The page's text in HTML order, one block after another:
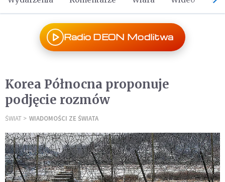
Radio DEON Modlitwa
Korea Północna proponuje
podjęcie rozmów
ŚWIAT WIADOMOŚCI ZE ŚWIATA